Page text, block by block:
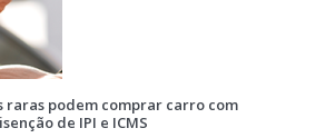
raras podem comprar carro com
de IPI e ICMS